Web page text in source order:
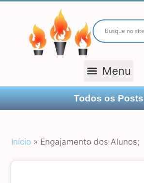
Todos os Posts
Início » Engajamento dos Alunos;